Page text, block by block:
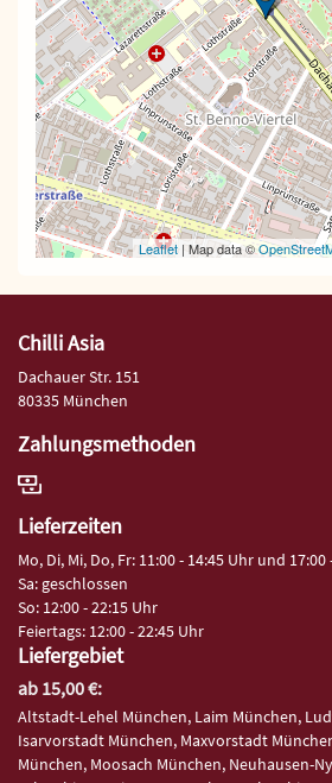
Leaflet | Map data ©
Chilli Asia
Dachauer Str. 151
80335 München
Zahlungsmethoden
Lieferzeiten
Mo, Di, Mi, Do, Fr: 11:00 - 14:45 Uhr und 17:00
Sa: geschlossen
So: 12:00 - 22:15 Uhr
Feiertags: 12:00 - 22:45 Uhr
Liefergebiet
ab 15,00 €:
Altstadt-Lehel München, Laim München,
Isarvorstadt München, Maxvorstadt
München, Moosach München, Neuhausen-